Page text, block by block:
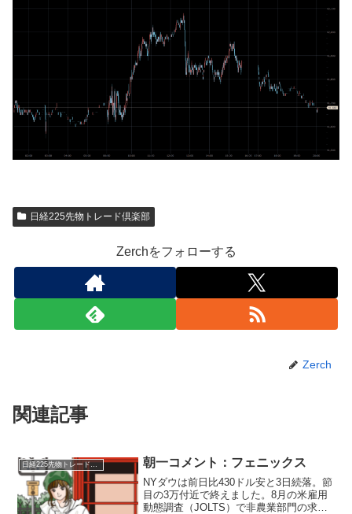
日経225先物トレード倶楽部
Zerchをフォローする
Zerch
関連記事
日経225先物トレード倶楽部 朝一コメント：フェニックス
NYダウは前日比430ドル安と3日続落。節
目の3万付近で終えました。8月の米雇用
動態調査（JOLTS）で非農業部門の求人